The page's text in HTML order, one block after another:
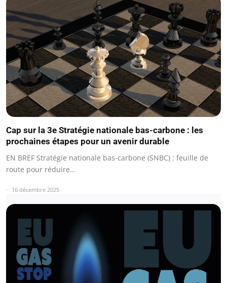
Cap sur la 3e Stratégie nationale bas-carbone : les
prochaines étapes pour un avenir durable
EN BREF Stratégie nationale bas-carbone (SNBC) : feuille de
route pour réduire…
16 décembre 2025